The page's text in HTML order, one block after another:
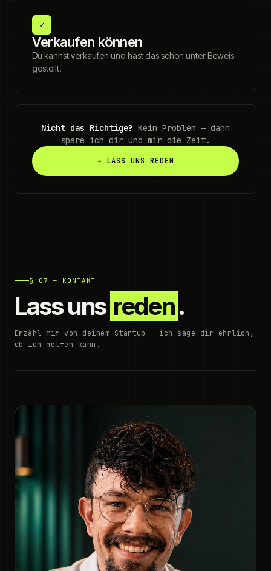
✓
Verkaufen können
Du kannst verkaufen und hast das schon unter Beweis
gestellt.
Nicht das Richtige? Kein Problem — dann
spare ich dir und mir die Zeit.
→ LASS UNS REDEN
§ 07 — KONTAKT
Lass uns reden.
Erzähl mir von deinem Startup — ich sage dir ehrlich,
ob ich helfen kann.